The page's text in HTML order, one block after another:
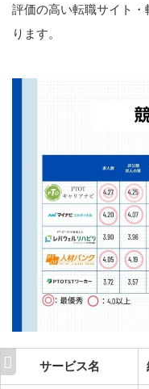
評価の高い転職サイト
ります。
サービス名